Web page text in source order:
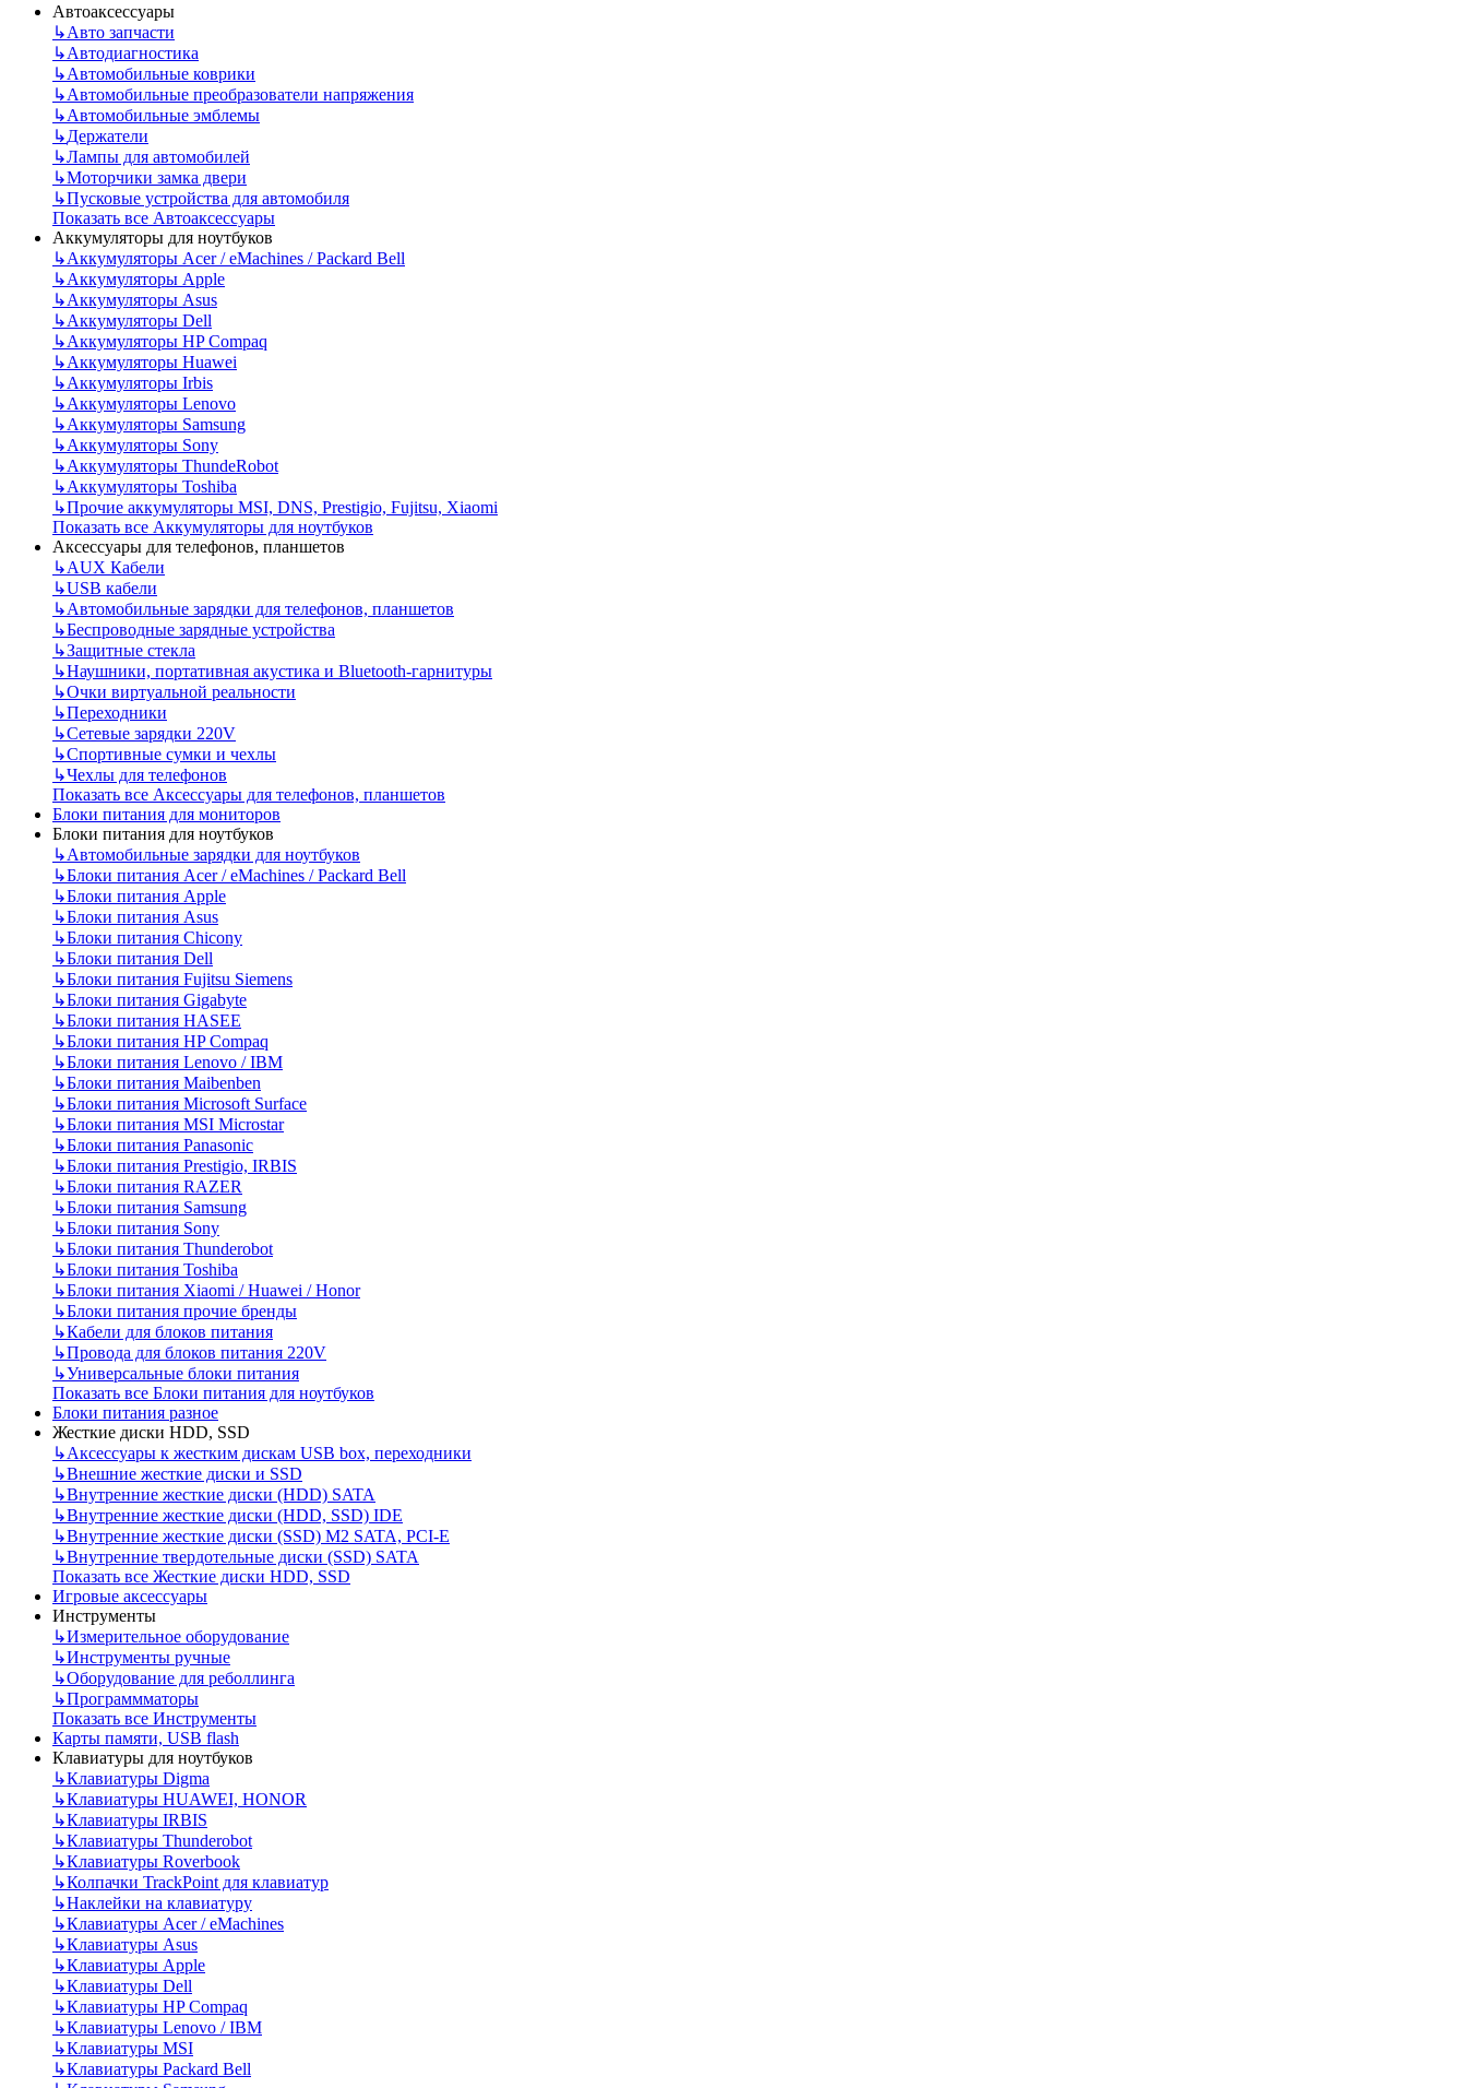
Автоаксессуары
↳Авто запчасти
↳Автодиагностика
↳Автомобильные коврики
↳Автомобильные преобразователи напряжения
↳Автомобильные эмблемы
↳Держатели
↳Лампы для автомобилей
↳Моторчики замка двери
↳Пусковые устройства для автомобиля
Показать все Автоаксессуары
Аккумуляторы для ноутбуков
↳Аккумуляторы Acer / eMachines / Packard Bell
↳Аккумуляторы Apple
↳Аккумуляторы Asus
↳Аккумуляторы Dell
↳Аккумуляторы HP Compaq
↳Аккумуляторы Huawei
↳Аккумуляторы Irbis
↳Аккумуляторы Lenovo
↳Аккумуляторы Samsung
↳Аккумуляторы Sony
↳Аккумуляторы ThundeRobot
↳Аккумуляторы Toshiba
↳Прочие аккумуляторы MSI, DNS, Prestigio, Fujitsu, Xiaomi
Показать все Аккумуляторы для ноутбуков
Аксессуары для телефонов, планшетов
↳AUX Кабели
↳USB кабели
↳Автомобильные зарядки для телефонов, планшетов
↳Беспроводные зарядные устройства
↳Защитные стекла
↳Наушники, портативная акустика и Bluetooth-гарнитуры
↳Очки виртуальной реальности
↳Переходники
↳Сетевые зарядки 220V
↳Спортивные сумки и чехлы
↳Чехлы для телефонов
Показать все Аксессуары для телефонов, планшетов
Блоки питания для мониторов
Блоки питания для ноутбуков
↳Автомобильные зарядки для ноутбуков
↳Блоки питания Acer / eMachines / Packard Bell
↳Блоки питания Apple
↳Блоки питания Asus
↳Блоки питания Chicony
↳Блоки питания Dell
↳Блоки питания Fujitsu Siemens
↳Блоки питания Gigabyte
↳Блоки питания HASEE
↳Блоки питания HP Compaq
↳Блоки питания Lenovo / IBM
↳Блоки питания Maibenben
↳Блоки питания Microsoft Surface
↳Блоки питания MSI Microstar
↳Блоки питания Panasonic
↳Блоки питания Prestigio, IRBIS
↳Блоки питания RAZER
↳Блоки питания Samsung
↳Блоки питания Sony
↳Блоки питания Thunderobot
↳Блоки питания Toshiba
↳Блоки питания Xiaomi / Huawei / Honor
↳Блоки питания прочие бренды
↳Кабели для блоков питания
↳Провода для блоков питания 220V
↳Универсальные блоки питания
Показать все Блоки питания для ноутбуков
Блоки питания разное
Жесткие диски HDD, SSD
↳Аксессуары к жестким дискам USB box, переходники
↳Внешние жесткие диски и SSD
↳Внутренние жесткие диски (HDD) SATA
↳Внутренние жесткие диски (HDD, SSD) IDE
↳Внутренние жесткие диски (SSD) M2 SATA, PCI-E
↳Внутренние твердотельные диски (SSD) SATA
Показать все Жесткие диски HDD, SSD
Игровые аксессуары
Инструменты
↳Измерительное оборудование
↳Инструменты ручные
↳Оборудование для реболлинга
↳Программматоры
Показать все Инструменты
Карты памяти, USB flash
Клавиатуры для ноутбуков
↳Клавиатуры Digma
↳Клавиатуры HUAWEI, HONOR
↳Клавиатуры IRBIS
↳Клавиатуры Thunderobot
↳Клавиатуры Roverbook
↳Колпачки TrackPoint для клавиатур
↳Наклейки на клавиатуру
↳Клавиатуры Acer / eMachines
↳Клавиатуры Asus
↳Клавиатуры Apple
↳Клавиатуры Dell
↳Клавиатуры HP Compaq
↳Клавиатуры Lenovo / IBM
↳Клавиатуры MSI
↳Клавиатуры Packard Bell